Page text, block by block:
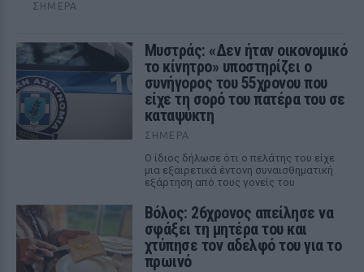
ΣΉΜΕΡΑ
Μυστράς: «Δεν ήταν οικονομικό
το κίνητρο» υποστηρίζει ο
συνήγορος του 55χρονου που
είχε τη σορό του πατέρα του σε
καταψύκτη
ΣΉΜΕΡΑ
Ο ίδιος δήλωσε ότι ο πελάτης του είχε
μια εξαιρετικά έντονη συναισθηματική
εξάρτηση από τους γονείς του
Βόλος: 26χρονος απείλησε να
σφάξει τη μητέρα του και
χτύπησε τον αδελφό του για το
πρωινό